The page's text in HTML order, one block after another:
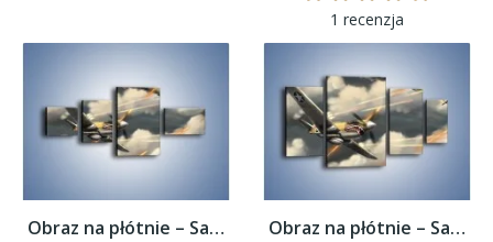
1 recenzja
Obraz na płótnie – Samolotem w stronę... Obraz na płótnie – Samolotem w stronę...